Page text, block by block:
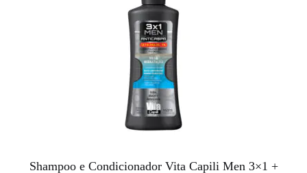
Shampoo e Condicionador Vita Capili Men 3×1 +